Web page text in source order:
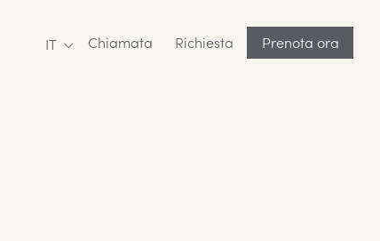
IT Chiamata Richiesta Prenota ora